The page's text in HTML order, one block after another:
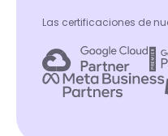
Las certificaciones de